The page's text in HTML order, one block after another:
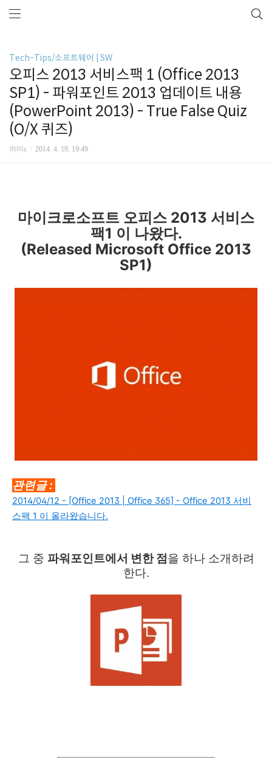
Tech-Tips/소프트웨어 | SW
오피스 2013 서비스팩 1 (Office 2013
SP1) - 파워포인트 2013 업데이트 내용
(PowerPoint 2013) - True False Quiz
(O/X 퀴즈)
까미c 2014. 4. 19. 19:49
마이크로소프트 오피스 2013 서비스
팩1 이 나왔다.
(Released Microsoft Office 2013
SP1)
관련글 :
2014/04/12 - [Office 2013 | Office 365] - Office 2013 서비
스팩 1 이 올라왔습니다.
그 중 파워포인트에서 변한 점 을 하나 소개하려
한다.